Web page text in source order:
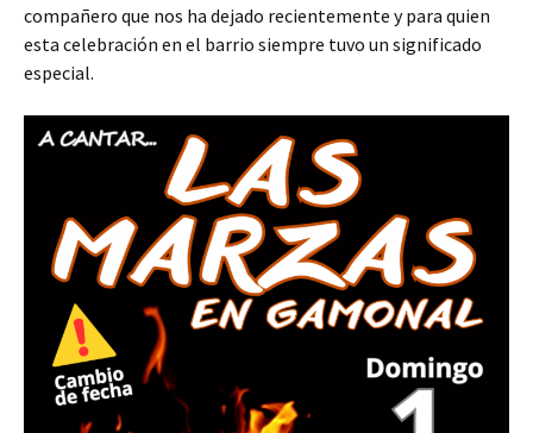
compañero que nos ha dejado recientemente y para quien
esta celebración en el barrio siempre tuvo un significado
especial.